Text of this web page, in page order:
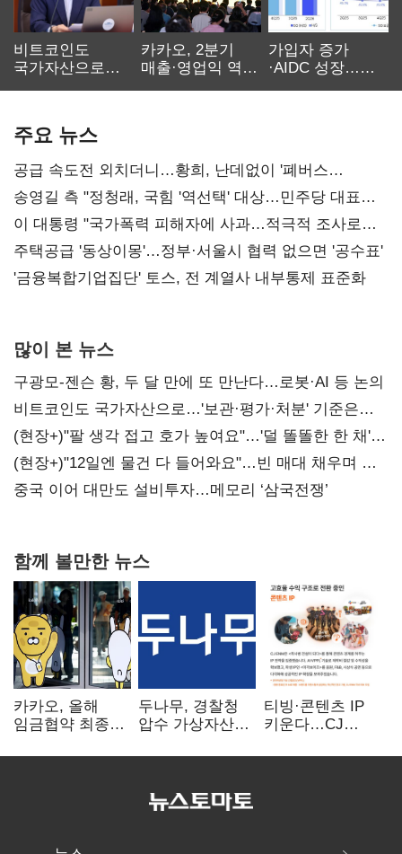
비트코인도
국가자산으로…'
카카오, 2분기
매출·영업익 역대
가입자 증가
·AIDC 성장…
주요 뉴스
공급 속도전 외치더니…황희, 난데없이 '폐버스
리모델링' 제안
송영길 측 "정청래, 국힘 '역선택' 대상…민주당 대표로
총선 지휘 못해"
이 대통령 "국가폭력 피해자에 사과…적극적 조사로
진실 밝혀야"
주택공급 '동상이몽'…정부·서울시 협력 없으면 '공수표'
'금융복합기업집단' 토스, 전 계열사 내부통제 표준화
많이 본 뉴스
구광모-젠슨 황, 두 달 만에 또 만난다…로봇·AI 등 논의
비트코인도 국가자산으로…'보관·평가·처분' 기준은
숙제
(현장+)"팔 생각 접고 호가 높여요"…'덜 똘똘한 한 채'
20억 키맞추기
(현장+)"12일엔 물건 다 들어와요"…빈 매대 채우며 문
연 홈플러스
중국 이어 대만도 설비투자…메모리 ‘삼국전쟁’
함께 볼만한 뉴스
카카오, 올해
임금협약 최종
인상·격려금
두나무, 경찰청
압수 가상자산
커스터디 사업
티빙·콘텐츠 IP
키운다…CJ
글로벌 확장 가속